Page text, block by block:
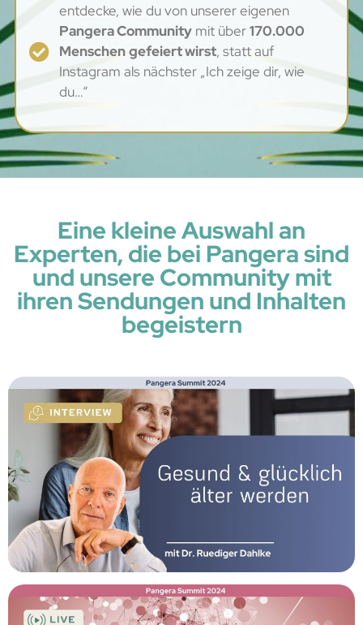
entdecke, wie du von unserer eigenen
Pangera Communitymit über170.000
Menschengefeiert wirst, statt auf
Instagram als nächster „Ich zeige dir, wie
du…“
Eine kleine Auswahl an
Experten, die bei Pangera sind
und unsere Community mit
ihren Sendungen und Inhalten
begeistern